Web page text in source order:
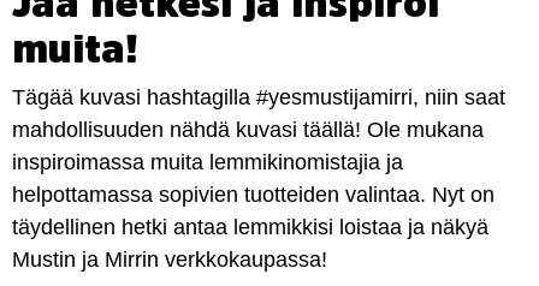
muita!
Tägää kuvasi hashtagilla #yesmustijamirri, niin saat
mahdollisuuden nähdä kuvasi täällä! Ole mukana
inspiroimassa muita lemmikinomistajia ja
helpottamassa sopivien tuotteiden valintaa. Nyt on
täydellinen hetki antaa lemmikkisi loistaa ja näkyä
Mustin ja Mirrin verkkokaupassa!